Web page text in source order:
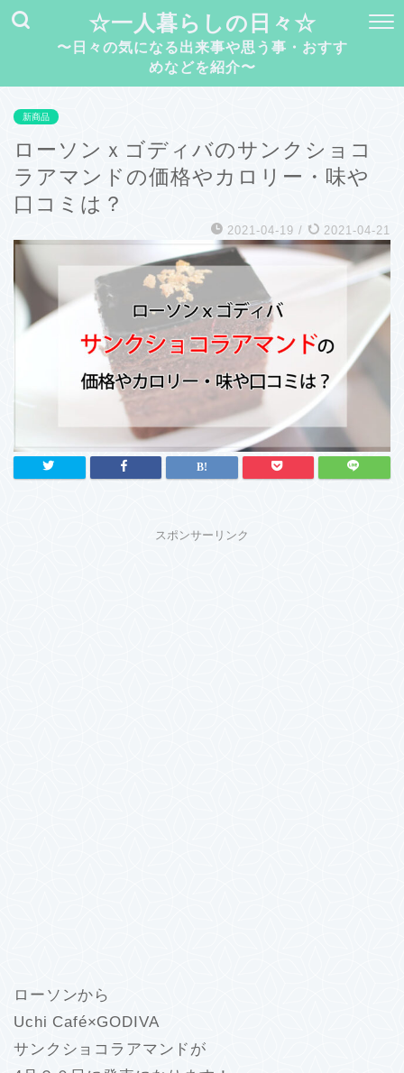
☆一人暮らしの日々☆
〜日々の気になる出来事や思う事・おすす
めなどを紹介〜
新商品
ローソンｘゴディバのサンクショコ
ラアマンドの価格やカロリー・味や
口コミは？
2021-04-19 / 2021-04-21
スポンサーリンク
ローソンから
Uchi Café×GODIVA
サンクショコラアマンドが